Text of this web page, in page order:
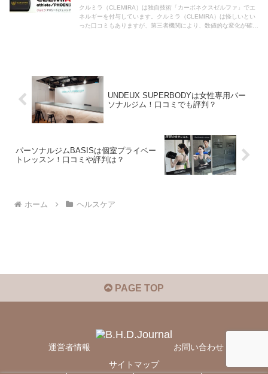
クルミラ（CLEMIRA）は独自技術「カーボネクスゼルファ」でエ
ネルギーを付与しています。クルミラ（CLEMIRA）は怪しいとい
った口コミもありますが、第三者機関により、数値的な変化が確認
UNDEUX SUPERBODYは女性専用パー
ソナルジム！口コミでも評判？
パーソナルジムBASISは個室プライベー
トレッスン！口コミや評判は？
ホーム ヘルスケア
PAGE TOP
運営者情報
お問い合わせ
サイトマップ